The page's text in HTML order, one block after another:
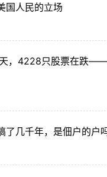
国人民的立场
，4228只股票在跌
了几千年，是佃户的户